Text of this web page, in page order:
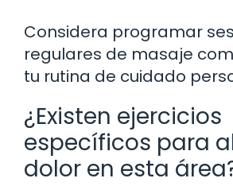
Considera programar
regulares de masaje
tu rutina de cuidado
¿Existen ejercicios
específicos para
dolor en esta